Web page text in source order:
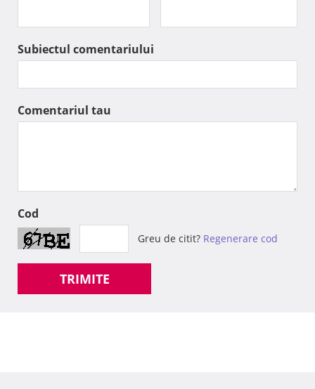
Subiectul comentariului
Comentariul tau
Cod
Greu de citit? Regenerare cod
TRIMITE